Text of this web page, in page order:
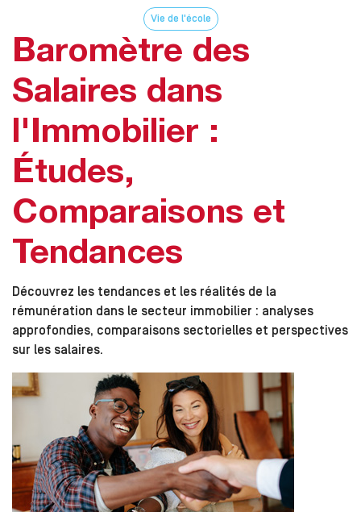
Vie de l'école
Baromètre des
Salaires dans
l'Immobilier :
Études,
Comparaisons et
Tendances
Découvrez les tendances et les réalités de la
rémunération dans le secteur immobilier : analyses
approfondies, comparaisons sectorielles et perspectives
sur les salaires.